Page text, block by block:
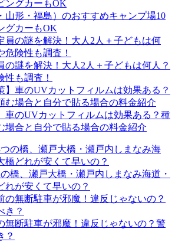
山形・福島）のおすすめキャンプ場10
グカーもOK
の謎を解決！大人2人＋子どもは何人？
性も調査！
車のUVカットフィルムは効果ある？種
場合と自分で貼る場合の料金紹介
橋、瀬戸大橋・瀬戸内しまなみ海道・
れが安くて早いの？
無断駐車が邪魔！違反じゃないの？警
？